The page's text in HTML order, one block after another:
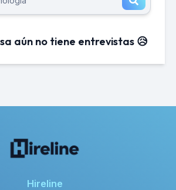
aún no tiene entrevistas 😥
Hireline